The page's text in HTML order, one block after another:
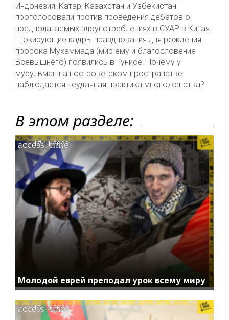
Индонезия, Катар, Казахстан и Узбекистан
проголосовали против проведения дебатов о
предполагаемых злоупотреблениях в СУАР в Китая.
Шокирующие кадры празднования дня рождения
пророка Мухаммада (мир ему и благословение
Всевышнего) появились в Тунисе. Почему у
мусульман на постсоветском пространстве
наблюдается неудачная практика многоженства?
В этом разделе:
Молодой еврей преподал урок всему миру
access_time
17.11.2023
access_time
15.10.2023